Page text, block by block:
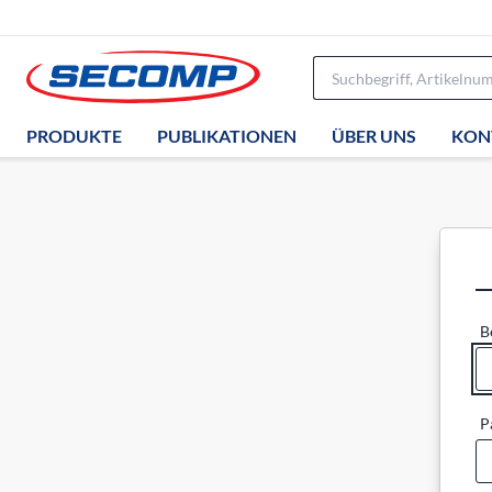
PRODUKTE PUBLIKATIONEN ÜBER UNS